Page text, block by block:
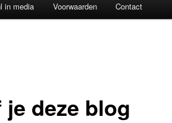
in media Voorwaarden Contact
deze blog